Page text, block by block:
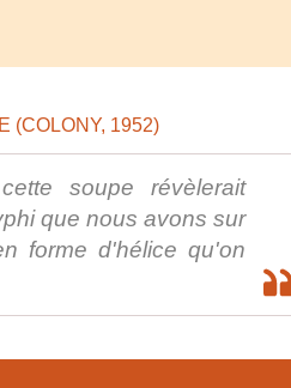
soupe révèlerait
que nous avons sur
forme d'hélice qu'on